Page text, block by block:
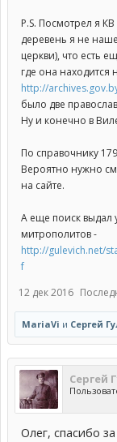
P.S. Посмотрел я
деревень я не
церкви), что есть
где она находится
http://
было две
Ну и конечно в
По справочнику
Вероятно нужно
на сайте.
А еще поиск выдал
митрополитов -
http://gulevich.net/
f
12 дек 2016
MariaVi и Сергей
Сергей
Олег, спасибо